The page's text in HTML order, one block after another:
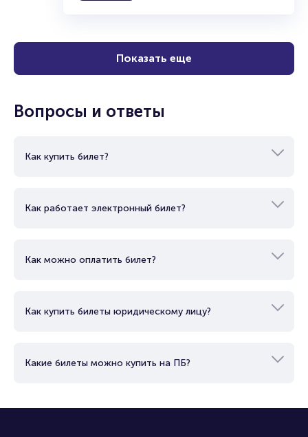
Показать еще
Вопросы и ответы
Как купить билет?
Как работает электронный билет?
Как можно оплатить билет?
Как купить билеты юридическому лицу?
Какие билеты можно купить на ПБ?